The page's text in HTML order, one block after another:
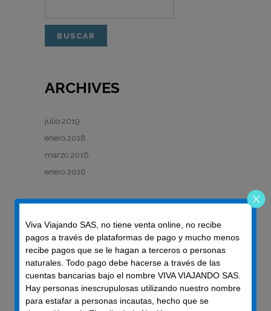
ARCHIVES
julio 2019
enero 2018
marzo 2016
enero 2016
META
Acceder
Feed de entradas
Feed de comentarios
WordPress.org
Viva Viajando SAS, no tiene venta online, no recibe
pagos a través de plataformas de pago y mucho menos
recibe pagos que se le hagan a terceros o personas
naturales. Todo pago debe hacerse a través de las
cuentas bancarias bajo el nombre VIVA VIAJANDO SAS.
Hay personas inescrupulosas utilizando nuestro nombre
para estafar a personas incautas, hecho que se